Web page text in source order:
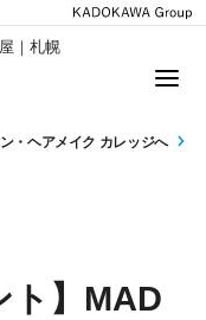
｜札幌
・ ヘアメイク カレッジへ
ト】MAD